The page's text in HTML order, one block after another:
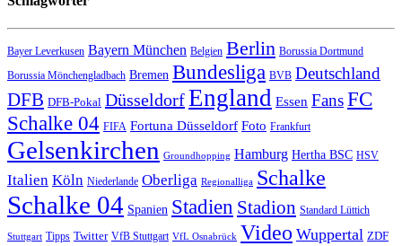
Bayer Leverkusen Bayern München Belgien Berlin Borussia Dortmund
Borussia Mönchengladbach Bremen Bundesliga BVB Deutschland
DFB DFB-Pokal DüsseldorfEngland Essen FansFC
Schalke 04 FIFA Fortuna Düsseldorf Foto Frankfurt
Gelsenkirchen Groundhopping Hamburg Hertha BSC HSV
Italien Köln Niederlande Oberliga Regionalliga Schalke
Schalke 04 Spanien Stadien Stadion Standard Lüttich
Stuttgart Tipps Twitter VfB Stuttgart VfL Osnabrück Video Wuppertal ZDF